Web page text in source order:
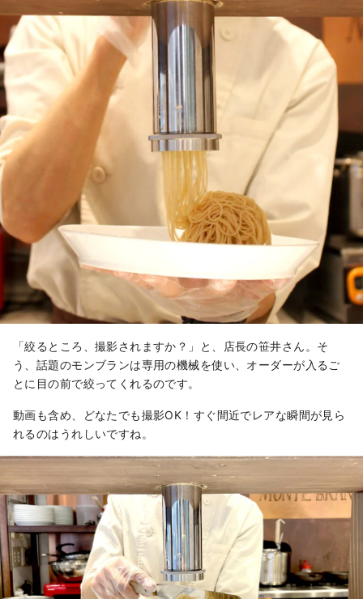
「絞るところ、撮影されますか？」と、店長の笹井さん。そ
う、話題のモンブランは専用の機械を使い、オーダーが入るご
とに目の前で絞ってくれるのです。
動画も含め、どなたでも撮影OK！すぐ間近でレアな瞬間が見ら
れるのはうれしいですね。